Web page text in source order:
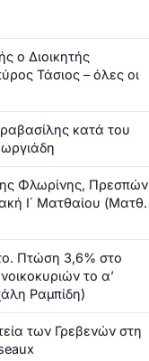
ο Διοικητής
Τάσιος – όλες οι
κατά του
Φλωρίνης, Πρεσπών
Ι΄ Ματθαίου (Ματθ.
Πτώση 3,6% στο
το α’
Ραμπίδη)
των Γρεβενών στη